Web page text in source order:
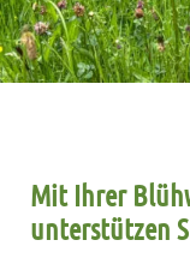
Mit Ihrer
unterstützen